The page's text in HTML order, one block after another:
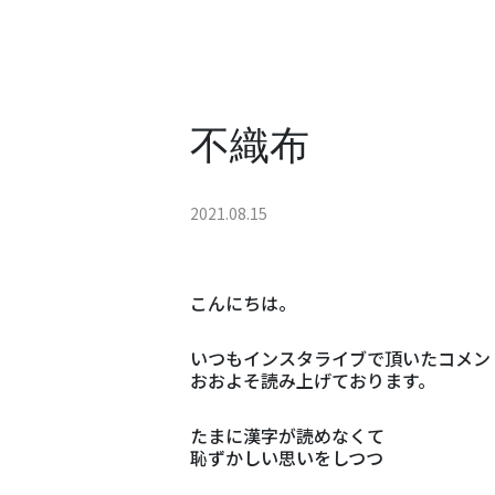
不織布
2021.08.15
こんにちは。
いつもインスタライブで頂いたコメ
おおよそ読み上げております。
たまに漢字が読めなくて
恥ずかしい思いをしつつ